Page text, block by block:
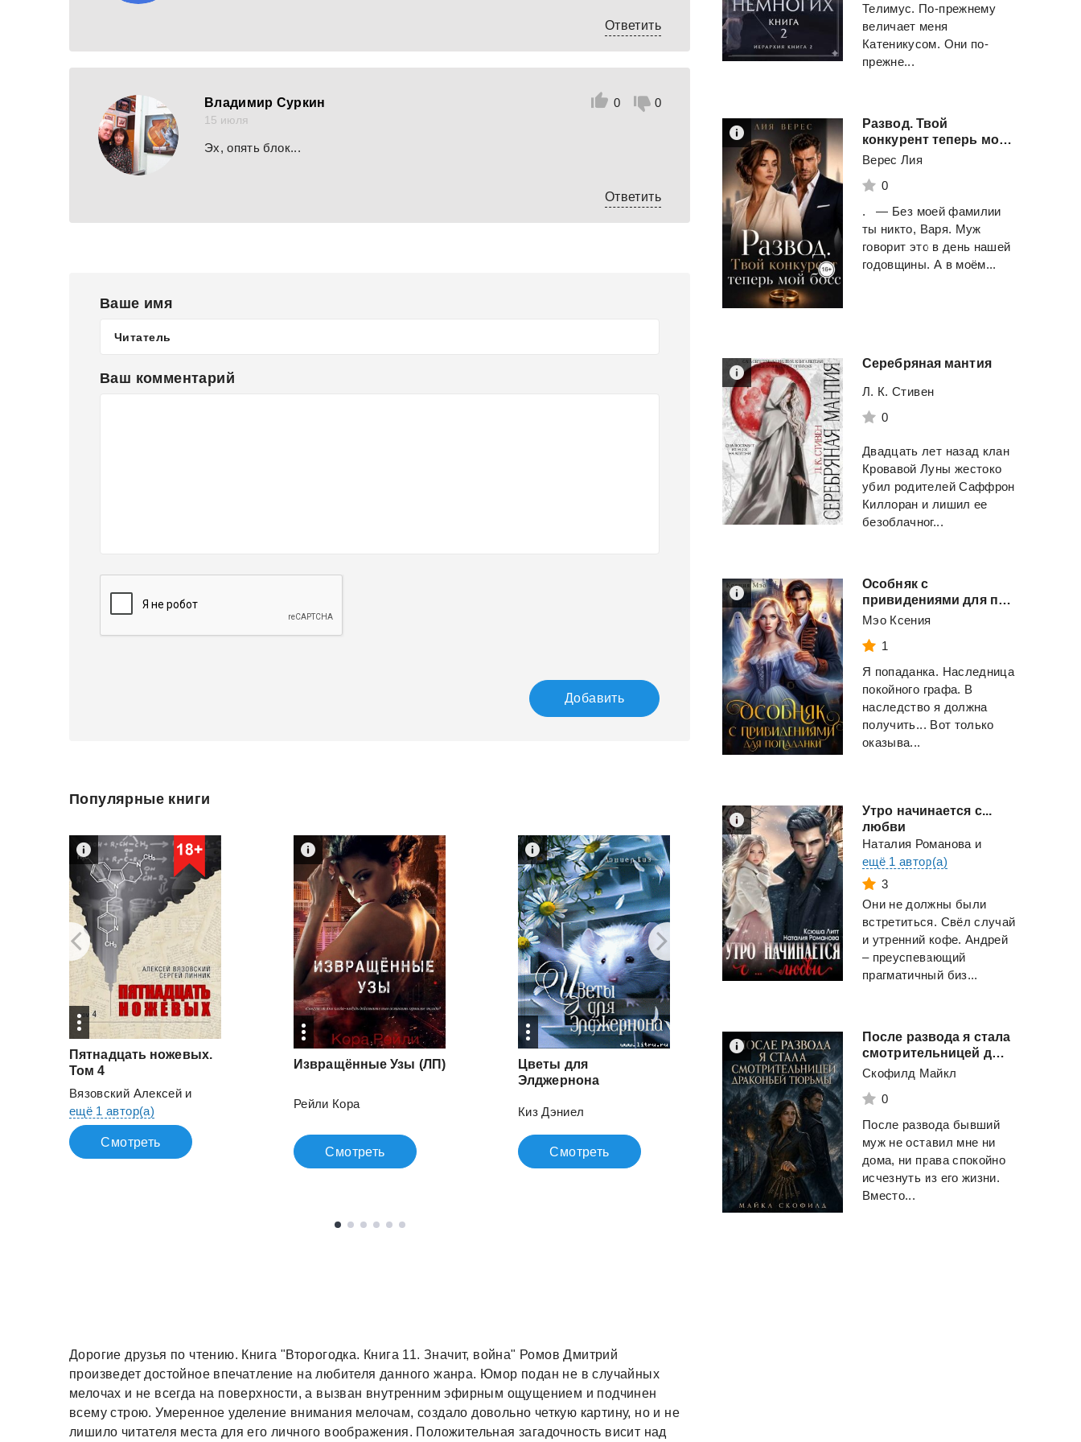
Ответить
Владимир Суркин
15 июля
0 0
Эх, опять блок...
Ответить
Ваше имя
Ваш комментарий
Добавить
Популярные книги
Пятнадцать ножевых.
Том 4
Вязовский Алексейи
ещё 1 автор(а)
Смотреть
Извращённые Узы (ЛП)
Рейли Кора
Смотреть
Цветы для
Элджернона
Киз Дэниел
Смотреть
Скотный двор
Оруэлл Джордж
Смотреть
Жизнь не сможет
Дорогие друзья по чтению. Книга "Второгодка. Книга 11. Значит, война" Ромов Дмитрий
произведет достойное впечатление на любителя данного жанра. Юмор подан не в случайных
мелочах и не всегда на поверхности, а вызван внутренним эфирным ощущением и подчинен
всему строю. Умеренное уделение внимания мелочам, создало довольно четкую картину, но и не
лишило читателя места для его личного воображения. Положительная загадочность висит над
Телимус. По-прежнему
величает меня
Катеникусом. Они по-
прежне...
Развод. Твой
конкурент теперь мой босс
Верес Лия
0
. — Без моей фамилии
ты никто, Варя. Муж
говорит это в день нашей
годовщины. А в моём...
Серебряная мантия
Л. К. Стивен
0
Двадцать лет назад клан
Кровавой Луны жестоко
убил родителей Саффрон
Киллоран и лишил ее
безоблачног...
Особняк с
привидениями для попаданки
Мэо Ксения
1
Я попаданка. Наследница
покойного графа. В
наследство я должна
получить... Вот только
оказыва...
Утро начинается с...
любви
Наталия Романова и
ещё 1 автор(а)
3
Они не должны были
встретиться. Свёл случай
и утренний кофе. Андрей
– преуспевающий
прагматичный биз...
После развода я стала
смотрительницей драконьей тюрьмы
Скофилд Майкл
0
После развода бывший
муж не оставил мне ни
дома, ни права спокойно
исчезнуть из его жизни.
Вместо...